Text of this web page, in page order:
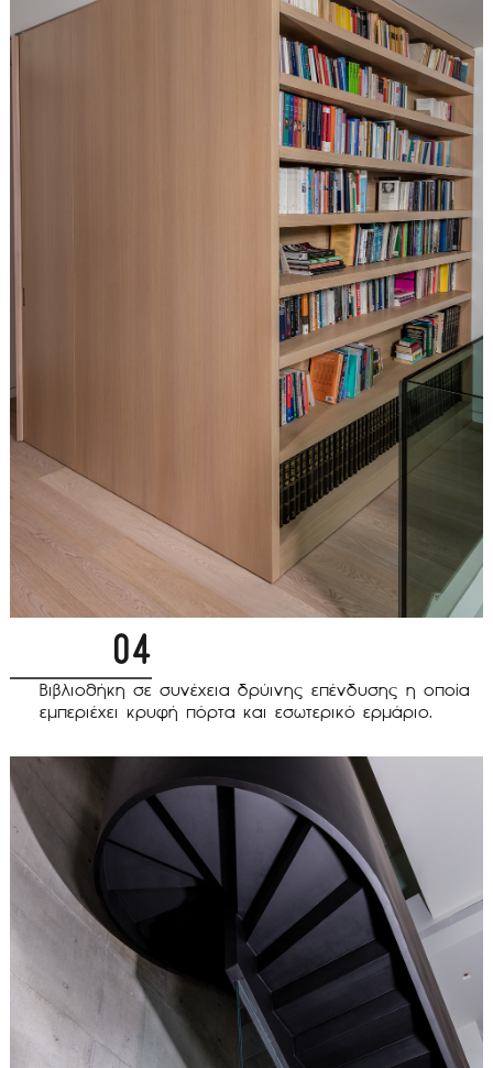
04
Βιβλιοθήκη σε συνέχεια δρύινης επένδυσης η οποία
εμπεριέχει κρυφή πόρτα και εσωτερικό ερμάριο.